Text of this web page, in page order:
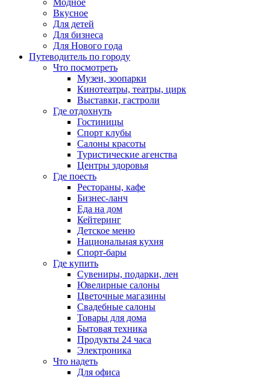
Вкусное
Для детей
Для бизнеса
Для Нового года
Путеводитель по городу
Что посмотреть
Музеи, зоопарки
Кинотеатры, театры, цирк
Выставки, гастроли
Где отдохнуть
Гостиницы
Спорт клубы
Салоны красоты
Туристические агенства
Центры здоровья
Где поесть
Рестораны, кафе
Бизнес-ланч
Еда на дом
Кейтеринг
Детское меню
Национальная кухня
Спорт-бары
Где купить
Сувениры, подарки, лен
Ювелирные салоны
Цветочные магазины
Свадебные салоны
Товары для дома
Бытовая техника
Продукты 24 часа
Электроника
Что надеть
Для офиса